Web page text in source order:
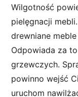
Wilgotność
pielęgnacji
drewniane
Odpowiada za
grzewczych.
powinno wejść
uruchom